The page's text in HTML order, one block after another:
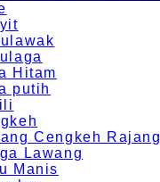
Hitam
putih
Cengkeh Rajang
Lawang
Manis